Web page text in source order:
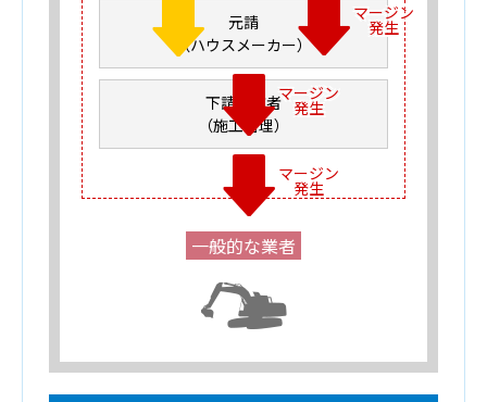
マージン
発生
元請
（ハウスメーカー）
マージン
発生
下請け業者
（施工管理）
マージン
発生
一般的な業者